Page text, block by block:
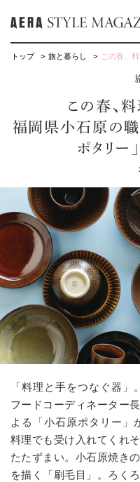
トップ 旅と暮らし この春、料理をよ
この春、料
福岡県小石原の職
ポタリー
「料理と手をつなぐ器
フードコーディネーター
よる「小石原ポタリー」
料理でも受け入れてくれ
たたずまい。小石原焼き
を描く「刷毛目」。ろく